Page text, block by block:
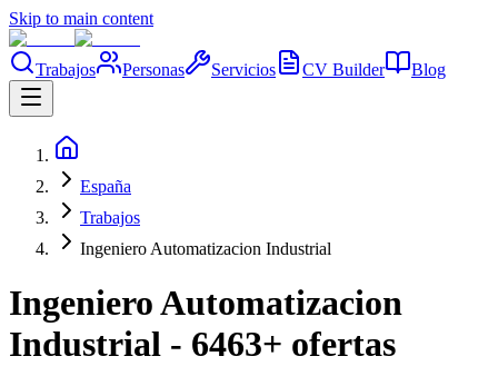
Skip to main content
Trabajos Personas Servicios CV Builder Blog
España
Trabajos
Ingeniero Automatizacion Industrial
Ingeniero Automatizacion
Industrial - 6463+ ofertas